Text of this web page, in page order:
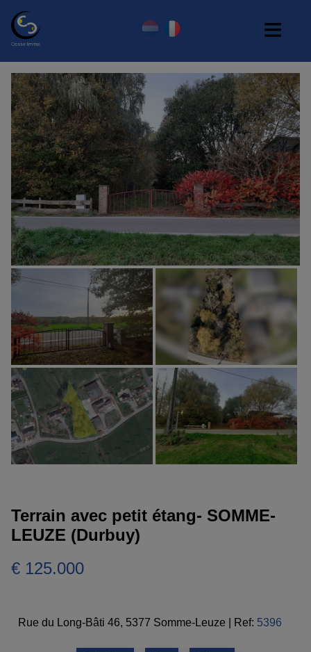
Terrain avec petit étang- SOMME-
LEUZE (Durbuy)
€ 125.000
Rue du Long-Bâti 46, 5377 Somme-Leuze Ref: 5396